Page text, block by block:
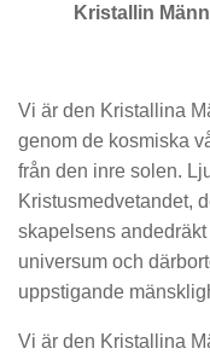
Kristallin
Vi är den Kristallina
genom de kosmiska
från den inre solen.
Kristusmedvetandet,
skapelsens
universum och
uppstigande
Vi är den Kristallina